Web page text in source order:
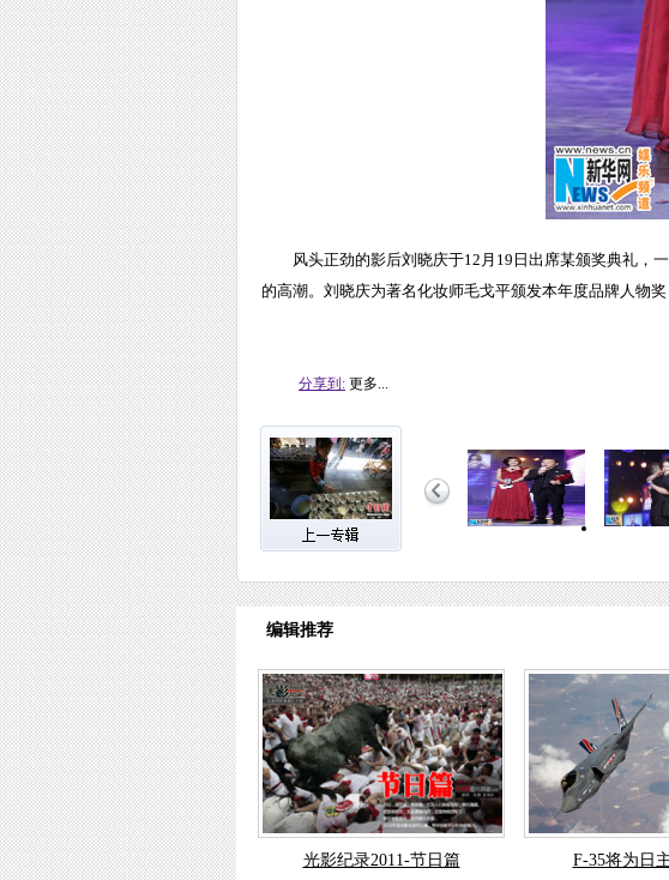
风头正劲的影后刘晓庆于12月19日出席某颁奖典礼，
的高潮。刘晓庆为著名化妆师毛戈平颁发本年度品牌人物
分享到: 更多...
编辑推荐
光影纪录2011-节日篇 F-35将为日